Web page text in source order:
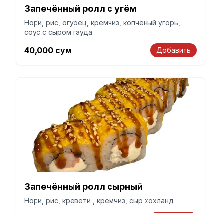
Запечённый ролл с угём
Нори, рис, огурец, кремчиз, копчёный угорь,
соус с сыром гауда
40,000 сум Добавить
Запечённый ролл сырный
Нори, рис, кревети , кремчиз, сыр хохланд